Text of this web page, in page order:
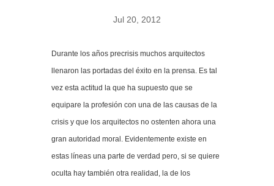
Jul 20, 2012
Durante los años precrisis muchos arquitectos
llenaron las portadas del éxito en la prensa. Es tal
vez esta actitud la que ha supuesto que se
equipare la profesión con una de las causas de la
crisis y que los arquitectos no ostenten ahora una
gran autoridad moral. Evidentemente existe en
estas líneas una parte de verdad pero, si se quiere
oculta hay también otra realidad, la de los